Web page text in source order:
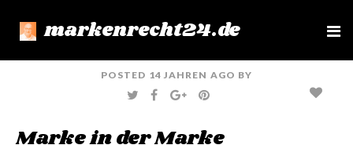
markenrecht24.de
e
POSTED 14 JAHREN AGO BY
T
W
T
E
F
A
O
G
O
L
E
P
I
E
R
Marke in der Marke